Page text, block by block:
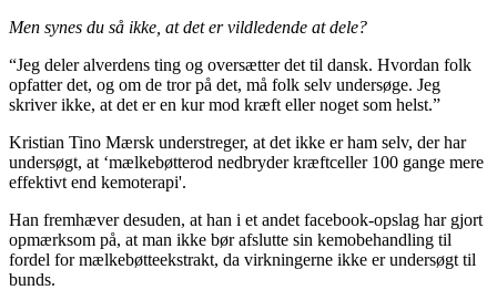
Men synes du så ikke, at det er vildledende at dele?
“Jeg deler alverdens ting og oversætter det til dansk. Hvordan folk
opfatter det, og om de tror på det, må folk selv undersøge. Jeg
skriver ikke, at det er en kur mod kræft eller noget som helst.”
Kristian Tino Mærsk understreger, at det ikke er ham selv, der har
undersøgt, at ‘mælkebøtterod nedbryder kræftceller 100 gange mere
effektivt end kemoterapi'.
Han fremhæver desuden, at han i et andet facebook-opslag har gjort
opmærksom på, at man ikke bør afslutte sin kemobehandling til
fordel for mælkebøtteekstrakt, da virkningerne ikke er undersøgt til
bunds.